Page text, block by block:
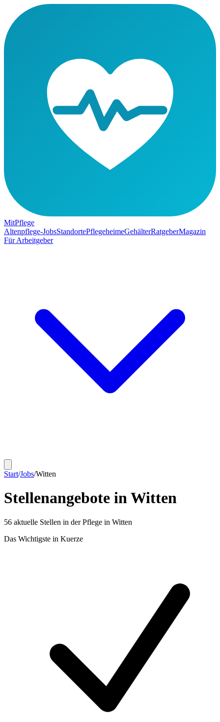
MitPflege
Altenpflege-JobsStandortePflegeheimeGehälterRatgeberMagazin
Für Arbeitgeber
Start/Jobs/Witten
Stellenangebote inWitten
56 aktuelle Stellen in der Pflege in Witten
Das Wichtigste in Kuerze